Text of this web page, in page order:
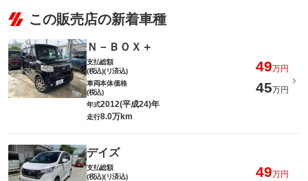
この販売店の新着車種
Ｎ－ＢＯＸ＋
支払総額
(税込)(リ済込)
49万円
車両本体価格
(税込)
45万円
年式2012(平成24)年
走行8.0万km
デイズ
支払総額
(税込)(リ済込)
49万円